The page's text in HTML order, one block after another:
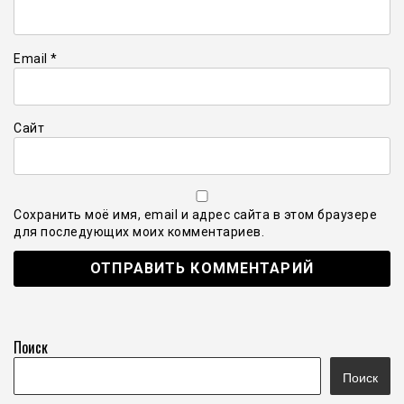
Email *
Сайт
Сохранить моё имя, email и адрес сайта в этом браузере
для последующих моих комментариев.
Поиск
Поиск